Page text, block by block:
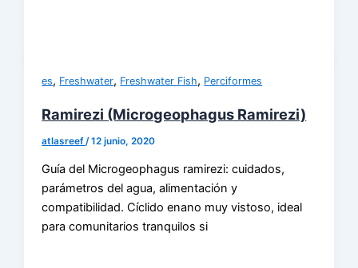
es, Freshwater, Freshwater Fish, Perciformes
Ramirezi (Microgeophagus Ramirezi)
atlasreef /12 junio, 2020
Guía del Microgeophagus ramirezi: cuidados,
parámetros del agua, alimentación y
compatibilidad. Cíclido enano muy vistoso, ideal
para comunitarios tranquilos si